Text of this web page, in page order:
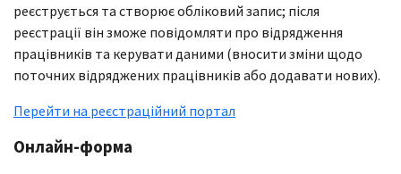
реєструється та створює обліковий запис; після
реєстрації він зможе повідомляти про відрядження
працівників та керувати даними (вносити зміни щодо
поточних відряджених працівників або додавати нових).
Перейти на реєстраційний портал
Онлайн-форма